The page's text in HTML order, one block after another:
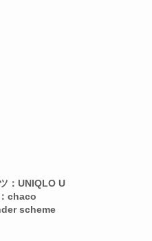
：UNIQLO U
chaco
scheme